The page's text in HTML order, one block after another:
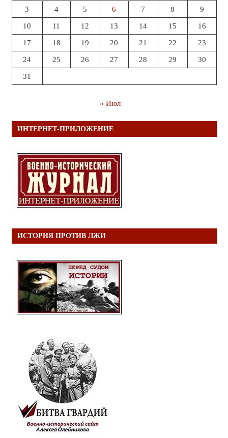
3 4 5 6 7 8 9
10 11 12 13 14 15 16
17 18 19 20 21 22 23
24 25 26 27 28 29 30
31
« Июл
ИНТЕРНЕТ-ПРИЛОЖЕНИЕ
ИСТОРИЯ ПРОТИВ ЛЖИ